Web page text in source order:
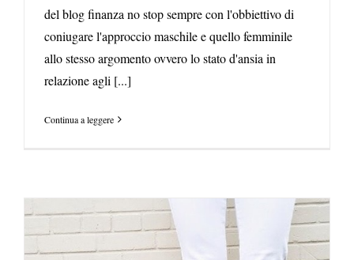
del blog finanza no stop sempre con l'obbiettivo di
coniugare l'approccio maschile e quello femminile
allo stesso argomento ovvero lo stato d'ansia in
relazione agli [...]
Continua a leggere